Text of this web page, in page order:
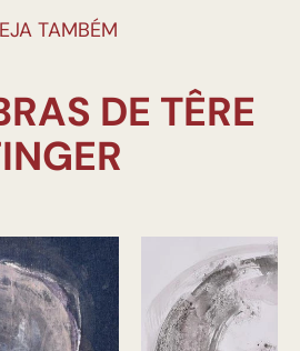
TAMBÉM
DE TÊRE